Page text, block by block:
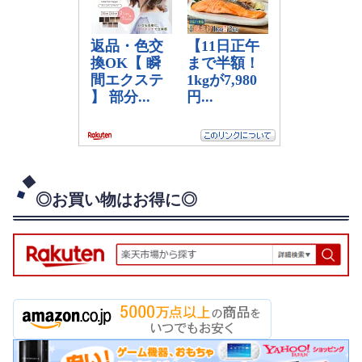
◎お買い物はお得に◎